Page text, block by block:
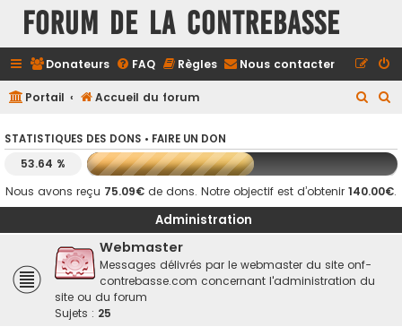
FORUM DE LA CONTREBASSE
Donateurs FAQ Règles Nous contacter
Portail Accueil du forum
h
e
c
e
c
e
STATISTIQUES DES DONS • FAIRE UN DON
53.64 %
Nous avons reçu 75.09€ de dons. Notre objectif est d’obtenir 140.00€.
Administration
Webmaster
Messages délivrés par le webmaster du site onf-
contrebasse.com concernant l'administration du
site ou du forum
Sujets : 25